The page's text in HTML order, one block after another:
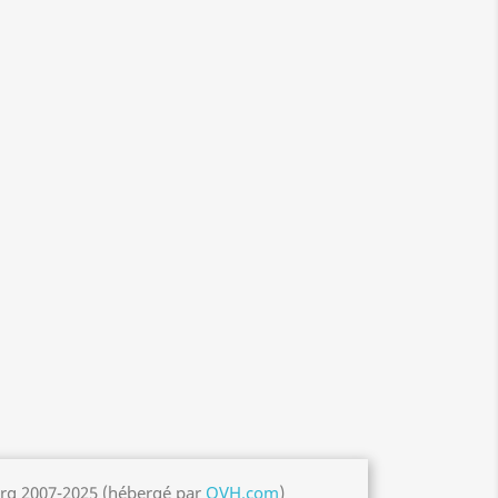
2007-2025 (hébergé par OVH.com)